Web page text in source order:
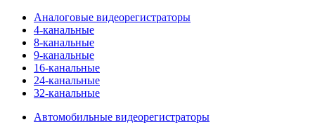
Аналоговые видеорегистраторы
4-канальные
8-канальные
9-канальные
16-канальные
24-канальные
32-канальные
Автомобильные видеорегистраторы